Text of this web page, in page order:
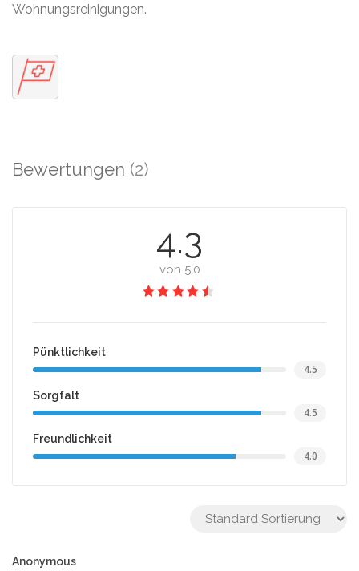
Wohnungsreinigungen.
Bewertungen (2)
4.3
von 5.0
Pünktlichkeit
4.5
Sorgfalt
4.5
Freundlichkeit
4.0
Anonymous